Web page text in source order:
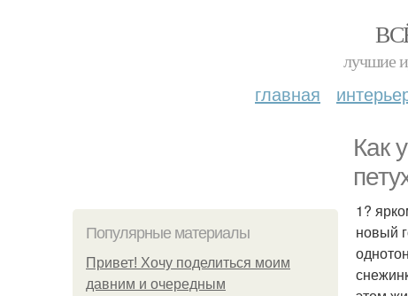
лучшие
главная
Как
Популярные материалы
Привет! Хочу поделиться моим
давним и очередным
1?
новый